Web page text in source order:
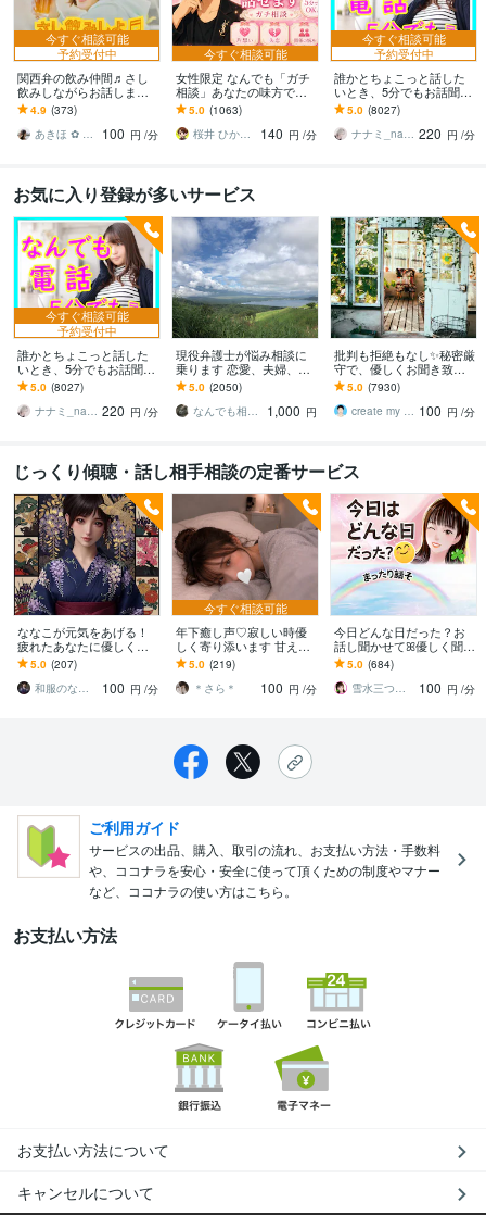
今すぐ相談可能
予約受付中
関西弁の飲み仲間♬さし
飲みしながらお話します
何となく話したい✨酔った
時のいい気分のまま⭐︎お話
しましょう
4.9 (373)
あきほ ✿ 元気を届ける関西女子✨
100 円 /分
今すぐ相談可能
女性限定 なんでも「ガチ
相談」あなたの味方で話
ます 男性目線で、あなた
の恋の“答え”を言葉にしま
す。
5.0 (1063)
桜井 ひかる｜経験豊富の恋愛相談室
140 円 /分
今すぐ相談可能
予約受付中
誰かとちょこっと話した
いとき、5分でもお話聞き
ます 疲れた～、でもカウ
ンセリングじゃない、な
んとなく雑談聞いて～
5.0 (8027)
ナナミ_nanami 220 円 /分
お気に入り登録が多いサービス
今すぐ相談可能
予約受付中
誰かとちょこっと話した
いとき、5分でもお話聞き
ます 疲れた～、でもカウ
ンセリングじゃない、な
んとなく雑談聞いて～
5.0 (8027)
ナナミ_nanami 220 円 /分
現役弁護士が悩み相談に
乗ります 恋愛、夫婦、学
校、会社、お金，単なる
愚痴など何でもOK！
5.0 (2050)
なんでも相談員
1,000 円
批判も拒絶もなし✨秘密厳
守で、優しくお聞き致し
ます ✨お試し１分から✨
違うかな？と思ったら途
中で切って構いません
5.0 (7930)
create my life 100 円 /分
じっくり傾聴・話し相手相談の定番サービス
ななこが元気をあげる！
疲れたあなたに優しくし
ます どした？元気ないじ
ゃん？誰だって優しくさ
れたい時あるよね
5.0 (207)
和服のななこ
100 円 /分
今すぐ相談可能
年下癒し声♡寂しい時優
しく寄り添います 甘え・
雑談・寂しい時どんなお
話も大歓迎です・疲れた
日にも♡
5.0 (219)
＊さら＊
100 円 /分
今日どんな日だった？お
話し聞かせてꕤ優しく聞き
ます カウンセリングじゃ
なくてイイ♪まったり/の
んびり/穏やかに♡
5.0 (684)
雪水三つ葉☘️あったかコミュニケーション
100 円 /分
ご利用ガイド
サービスの出品、購入、取引の流れ、お支払い方法・手数料
や、ココナラを安心・安全に使って頂くための制度やマナー
など、ココナラの使い方はこちら。
お支払い方法
お支払い方法について
キャンセルについて